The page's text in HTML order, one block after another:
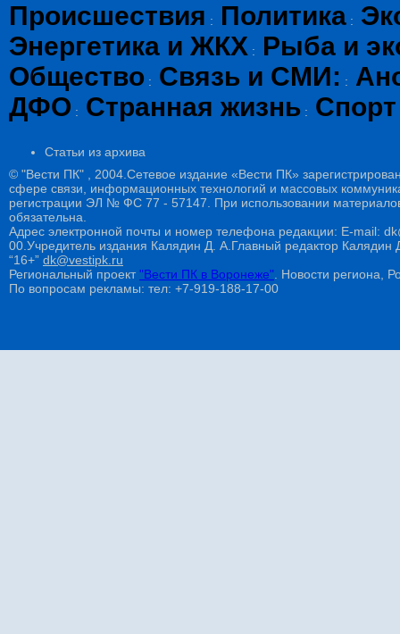
Происшествия : Политика :
Энергетика и ЖКХ :
Рыба и
Общество : Связь и СМИ: :
ДФО : Странная жизнь : Спорт
Статьи из архива
© "Вести ПК" , 2004.Сетевое издание «Вести ПК»
сфере связи, информационных технологий и массовых
регистрации ЭЛ № ФС 77 - 57147. При использовании
обязательна.
Адрес электронной почты и номер телефона редакции: E-mail:
00.Учредитель издания Калядин Д. А.Главный редактор
“16+” dk@vestipk.ru
Региональный проект"Вести ПК в Воронеже" . Новости региона,
По вопросам рекламы: тел: +7-919-188-17-00